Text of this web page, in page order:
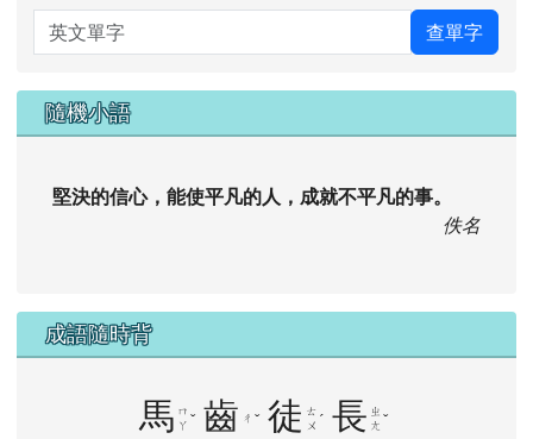
英文單字 查單字
隨機小語
堅決的信心，能使平凡的人，成就不平凡的事。
佚名
成語隨時背
馬 ㄇ
ㄚ ˇ 齒 ㄔ ˇ 徒 ㄊ
ㄨ ˊ 長 ㄓ
ㄤ ˇ